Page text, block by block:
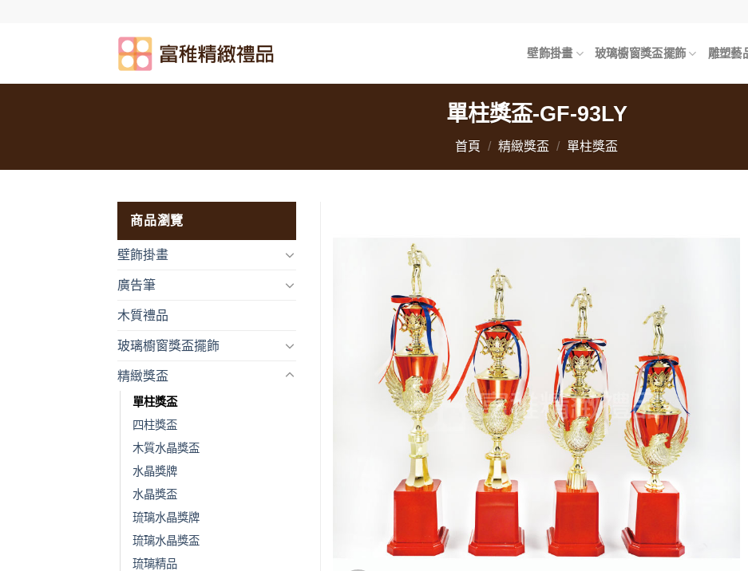
壁飾掛畫 玻璃櫥窗獎盃擺飾 雕塑藝
單柱獎盃-GF-93LY
首頁 / 精緻獎盃 / 單柱獎盃
商品瀏覽
壁飾掛畫
廣告筆
木質禮品
玻璃櫥窗獎盃擺飾
精緻獎盃
單柱獎盃
四柱獎盃
木質水晶獎盃
水晶獎牌
水晶獎盃
琉璃水晶獎牌
琉璃水晶獎盃
琉璃精品